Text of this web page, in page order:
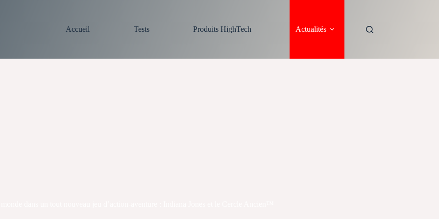
Accueil
Tests Produits HighTech Actualités